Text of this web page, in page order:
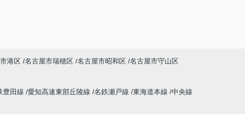
港区 名古屋市瑞穂区 名古屋市昭和区 名古屋市守山区
豊田線 愛知高速東部丘陵線 名鉄瀬戸線 東海道本線 中央線